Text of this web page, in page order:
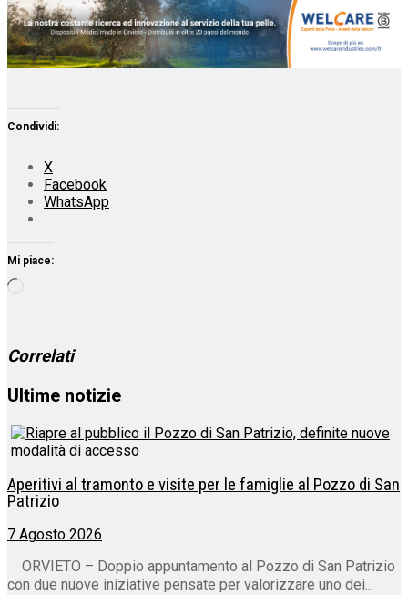
Condividi:
X
Facebook
WhatsApp
Mi piace:
Correlati
Ultime notizie
Aperitivi al tramonto e visite per le famiglie al Pozzo di San
Patrizio
7 Agosto 2026
ORVIETO – Doppio appuntamento al Pozzo di San Patrizio
con due nuove iniziative pensate per valorizzare uno dei...